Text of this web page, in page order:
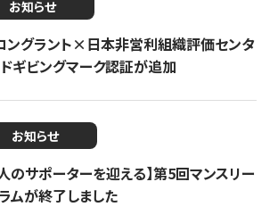
お知らせ
コングラント×日本非営利組織評価センタ
ギビングマーク認証が追加
お知らせ
のサポーターを迎える】​​第5回マンスリー
ムが終了しました